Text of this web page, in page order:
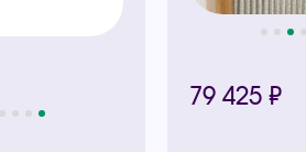
79 425 ₽